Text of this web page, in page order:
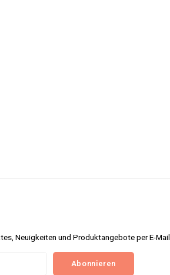
Neuigkeiten und Produktangebote per E-Mail
Abonnieren